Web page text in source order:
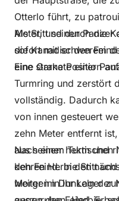
Otterlo führt, zu
Meter, und durch die
die Kanadier den
eine starke Position
Als Stitt seinen
sofort mit schwerem
Eine Granate einer
Turmring und zerstört
vollständig. Dadurch
von innen gesteuert
zehn Meter entfernt
aus seinem Turm und
den Feind. In den
weiter im Dunkeln der
Nach einer hektischen
kehren Herbie Stitt
Morgen in ihr Lager